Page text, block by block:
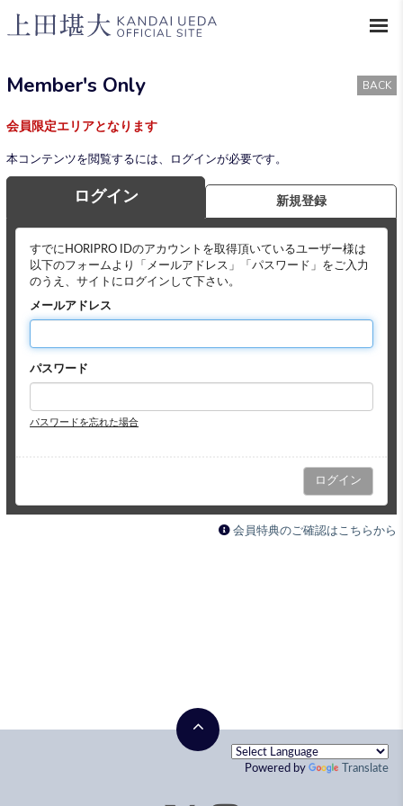
Member's Only BACK
会員限定エリアとなります
本コンテンツを閲覧するには、ログインが必要です。
ログイン 新規登録
すでにHORIPRO IDのアカウントを取得頂いているユーザー様は
以下のフォームより「メールアドレス」「パスワード」をご入力
のうえ、サイトにログインして下さい。
メールアドレス
パスワード
パスワードを忘れた場合
会員特典のご確認はこちらから
Powered by Translate